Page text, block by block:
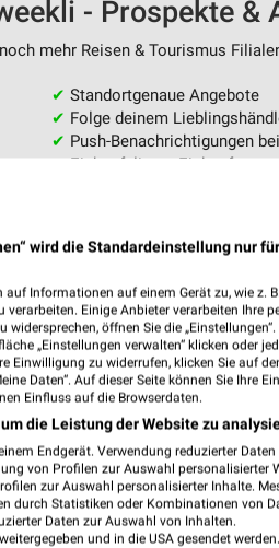
- Prospekte &
mehr Reisen & Tourismus
✔ Standortgenaue Angebote
✔ Folge deinem
✔ Push-Benachrichtigungen
✔Einkaufsliste - Einkauf
wird die Standardeinstellung nur
Informationen auf einem Gerät zu, wie z.
verarbeiten. Einige Anbieter verarbeiten Ihre
öffnen Sie die
„Einstellungen verwalten“ klicken oder
Einwilligung zu widerrufen, klicken Sie auf
Daten“. Auf dieser Seite können Sie Ihre
Einfluss auf die Browserdaten.
die Leistung der Website zu
Endgerät. Verwendung reduzierter
von Profilen zur Auswahl personalisierter
zur Auswahl personalisierter Inhalte.
durch Statistiken oder Kombinationen von
Daten zur Auswahl von Inhalten.
und in die USA gesendet werden.